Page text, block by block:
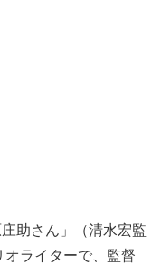
助さん」（清水宏監
ライターで、監督